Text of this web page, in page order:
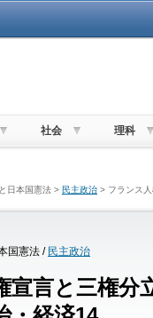
社会 理科
日本国憲法 > 民主政治 > フランス
国憲法 / 民主政治
宣言と三権